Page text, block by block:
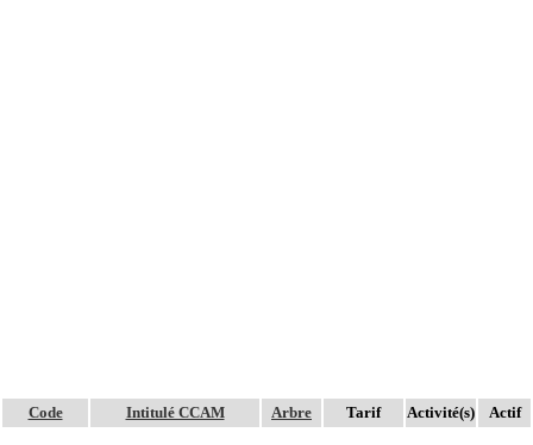
Code Intitulé CCAM Arbre Tarif Activité(s) Actif